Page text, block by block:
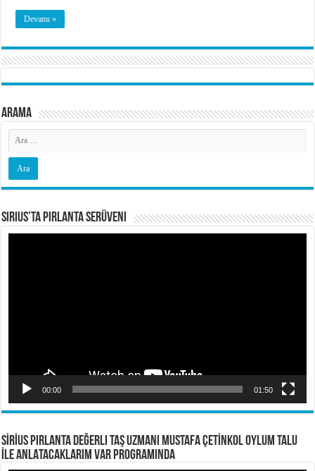
Devamı »
Arama
Sirius’ta Pırlanta Serüveni
00:00 01:50
SİRİUS PIRLANTA Değerli Taş Uzmanı Mustafa ÇETİNKOL OYLUM TALU
İLE ANLATACAKLARIM VAR PROGRAMINDA